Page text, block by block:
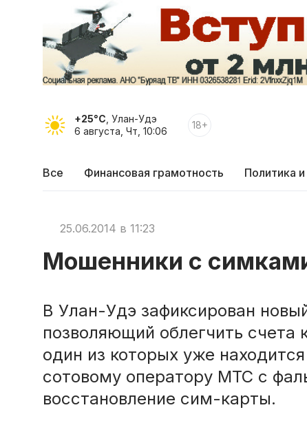
+25°C , Улан-Удэ
6 августа, Чт, 10:06
18+
Все Финансовая грамотность Политика и
25.06.2014 в 11:23
Мошенники с
В Улан-Удэ зафиксирован
позволяющий облегчить счета
один из которых уже
сотовому оператору МТС с
восстановление сим-карты.